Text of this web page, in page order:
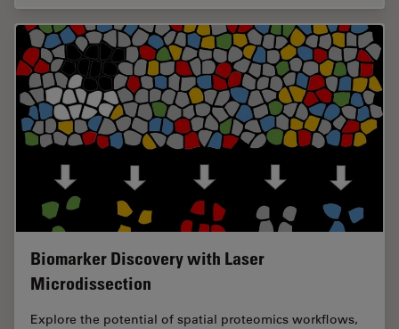
Biomarker Discovery with Laser
Microdissection
Explore the potential of spatial proteomics workflows,